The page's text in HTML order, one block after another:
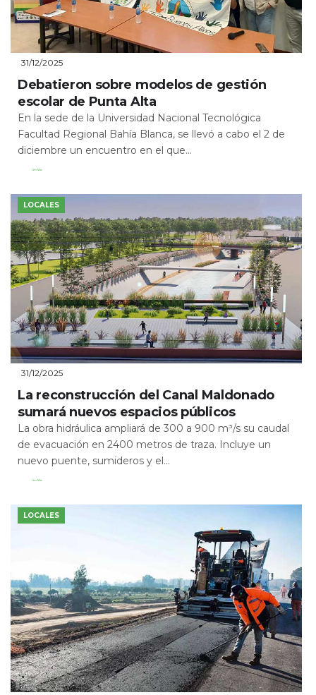
31/12/2025
Debatieron sobre modelos de gestión
escolar de Punta Alta
En la sede de la Universidad Nacional Tecnológica
Facultad Regional Bahía Blanca, se llevó a cabo el 2 de
diciembre un encuentro en el que...
Leer Más
LOCALES
31/12/2025
La reconstrucción del Canal Maldonado
sumará nuevos espacios públicos
La obra hidráulica ampliará de 300 a 900 m³/s su caudal
de evacuación en 2400 metros de traza. Incluye un
nuevo puente, sumideros y el...
Leer Más
LOCALES